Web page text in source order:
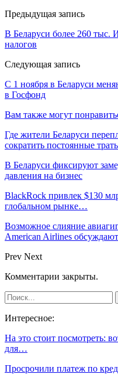
Предыдущая запись
В Беларуси более 260 тыс.
налогов
Следующая запись
С 1 ноября в Беларуси
в Госфонд
Вам также могут
Где жители Беларуси
сократить постоянные
В Беларуси фиксируют
давления на бизнес
BlackRock привлек $130
глобальном рынке…
Возможное слияние
American Airlines
Prev Next
Комментарии закрыты.
Интересное:
На это стоит посмотреть:
для…
Просрочили платеж по